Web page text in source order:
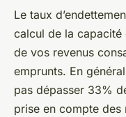
Le taux
calcul de la capacité
de vos revenus
emprunts. En
pas dépasser 33%
prise en compte